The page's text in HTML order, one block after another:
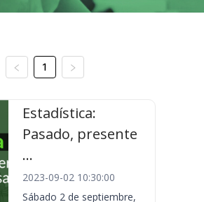
1
Estadística:
Pasado, presente
...
2023-09-02 10:30:00
Sábado 2 de septiembre,